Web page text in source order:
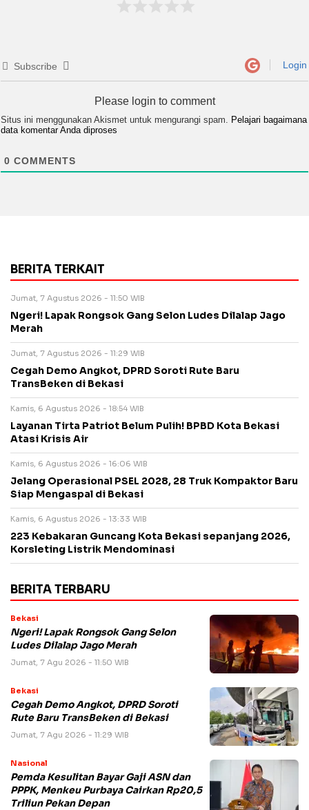
Subscribe Login
Please login to comment
Situs ini menggunakan Akismet untuk mengurangi spam.
Pelajari bagaimana
data komentar Anda diproses
0 COMMENTS
BERITA TERKAIT
Jumat, 7 Agustus 2026 - 11:50 WIB
Ngeri! Lapak Rongsok Gang Selon Ludes Dilalap Jago
Merah
Jumat, 7 Agustus 2026 - 11:29 WIB
Cegah Demo Angkot, DPRD Soroti Rute Baru
TransBeken di Bekasi
Kamis, 6 Agustus 2026 - 18:54 WIB
Layanan Tirta Patriot Belum Pulih! BPBD Kota Bekasi
Atasi Krisis Air
Kamis, 6 Agustus 2026 - 16:06 WIB
Jelang Operasional PSEL 2028, 28 Truk Kompaktor Baru
Siap Mengaspal di Bekasi
Kamis, 6 Agustus 2026 - 13:33 WIB
223 Kebakaran Guncang Kota Bekasi sepanjang 2026,
Korsleting Listrik Mendominasi
BERITA TERBARU
Bekasi
Ngeri! Lapak Rongsok Gang Selon
Ludes Dilalap Jago Merah
Jumat, 7 Agu 2026 - 11:50 WIB
Bekasi
Cegah Demo Angkot, DPRD Soroti
Rute Baru TransBeken di Bekasi
Jumat, 7 Agu 2026 - 11:29 WIB
Nasional
Pemda Kesulitan Bayar Gaji ASN dan
PPPK, Menkeu Purbaya Cairkan Rp20,5
Triliun Pekan Depan